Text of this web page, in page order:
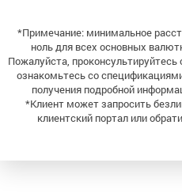
*Примечание: минимальное
ноль для всех основных
Пожалуйста,
ознакомьтесь со
получения подробной
*Клиент может запросить
клиентский портал или